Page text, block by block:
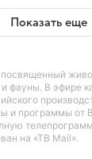
Показать еще
посвященный
и фауны. В эфире
и программы от
на «ТВ Mail».